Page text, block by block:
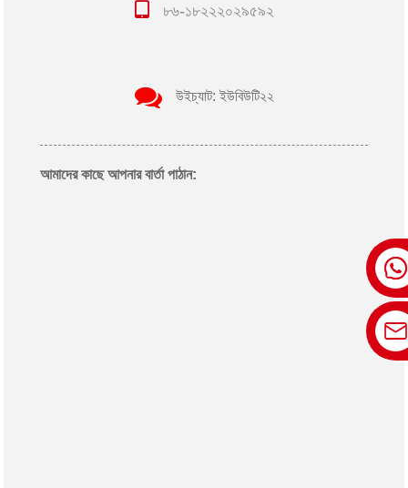
৮৬-১৮২২২০২৯৫৯২
উইচ্যাট: ইউবিউটি২২
আমাদের কাছে আপনার বার্তা পাঠান: